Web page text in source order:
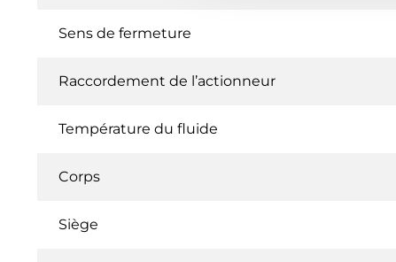
Sens de fermeture
Raccordement de l’actionneur
Température du fluide
Corps
Siège